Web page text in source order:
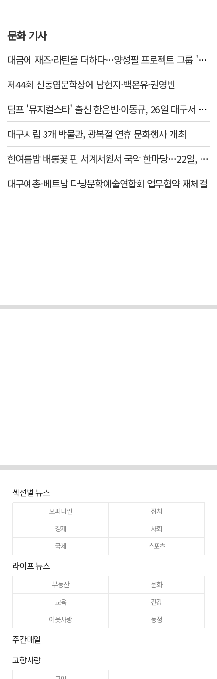
문화 기사
대금에 재즈·라틴을 더하다…양성필 프로젝트 그룹 '必 so Good' 공연
제44회 신동엽문학상에 남현지·백온유·권영빈
딤프 '뮤지컬스타' 출신 한은빈·이동규, 26일 대구서 첫 콘서트
대구시립 3개 박물관, 광복절 연휴 문화행사 개최
한여름밤 배롱꽃 핀 서계서원서 국악 한마당…22일, 트래덜반 공연
대구예총-베트남 다낭문학예술연합회 업무협약 재체결
섹션별 뉴스
오피니언
정치
경제
사회
국제
스포츠
라이프 뉴스
부동산
문화
교육
건강
이웃사랑
동정
주간매일
고향사랑